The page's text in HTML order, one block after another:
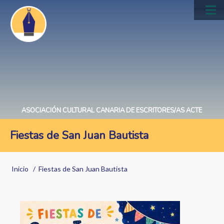
Pasar
contenido
principal
ASOCIACIÓN CULTURAL CANARIA DE ESCRITORES/AS ACTE
Fiestas de San Juan Bautista
Sobrescribir
de
ayuda
Inicio Fiestas de San Juan Bautista
Image